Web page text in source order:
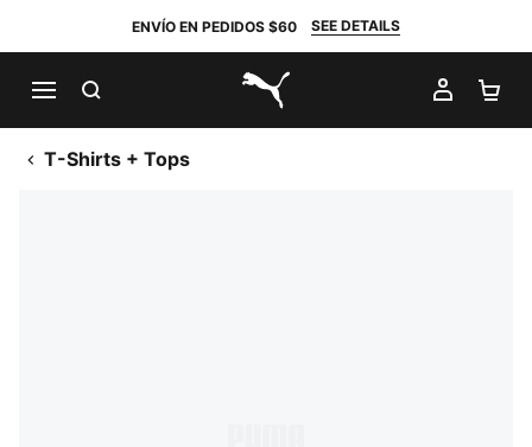
ENVÍO EN PEDIDOS $60 SEE DETAILS
PUMA.com
MI
T-Shirts + Tops